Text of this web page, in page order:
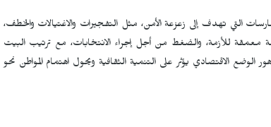
التي تهدف إلى زعزعة الأمن، مثل التفجيرات والاغتيالات والخطف،
معمقة للأزمة، والضغط من أجل إجراء الانتخابات، مع ترتيب البيت
الوضع الاقتصادي يؤثر على التنمية الثقافية ويحول اهتمام المواطن نحو